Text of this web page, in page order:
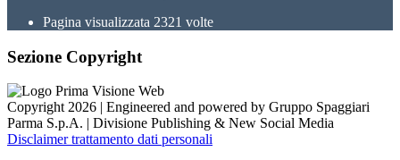
Pagina visualizzata 2321 volte
Sezione Copyright
Copyright 2026 | Engineered and powered by Gruppo Spaggiari
Parma S.p.A. | Divisione Publishing & New Social Media
Disclaimer trattamento dati personali